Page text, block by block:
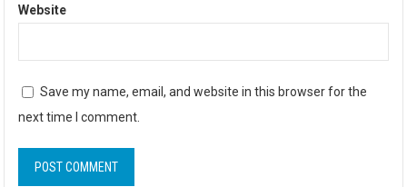
Website
Save my name, email, and website in this browser for the
next time I comment.